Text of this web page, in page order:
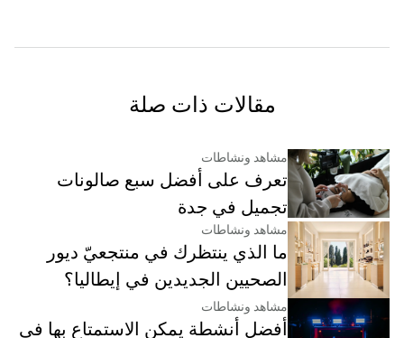
مقالات ذات صلة
مشاهد ونشاطات
تعرف على أفضل سبع صالونات
تجميل في جدة
مشاهد ونشاطات
ما الذي ينتظرك في منتجعيّ ديور
الصحيين الجديدين في إيطاليا؟
مشاهد ونشاطات
أفضل أنشطة يمكن الاستمتاع بها في